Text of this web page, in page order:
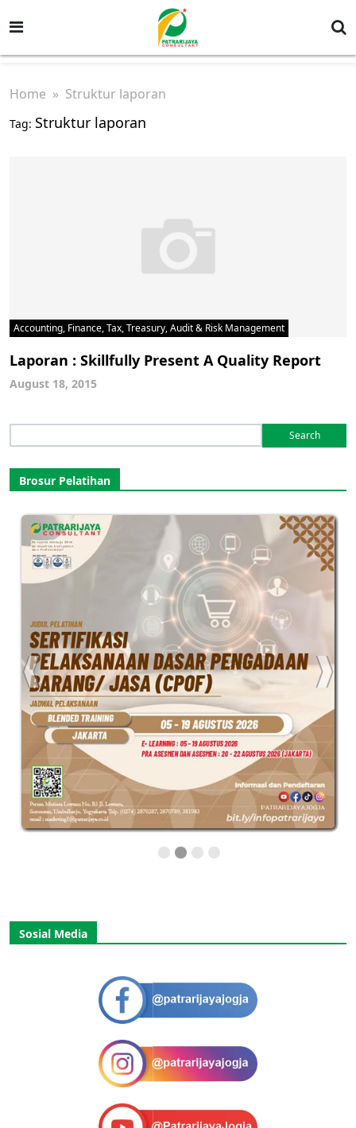
Home » Struktur laporan
Tag: Struktur laporan
Accounting, Finance, Tax, Treasury, Audit & Risk Management
Laporan : Skillfully Present A Quality Report
August 18, 2015
for:
Brosur Pelatihan
Sosial Media